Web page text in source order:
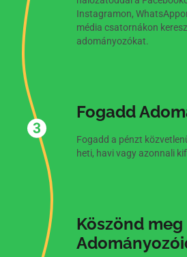
Instagramon,
média csatornákon
adományozókat.
Fogadd
Fogadd a pénzt
heti, havi vagy azonnali
Köszönd meg